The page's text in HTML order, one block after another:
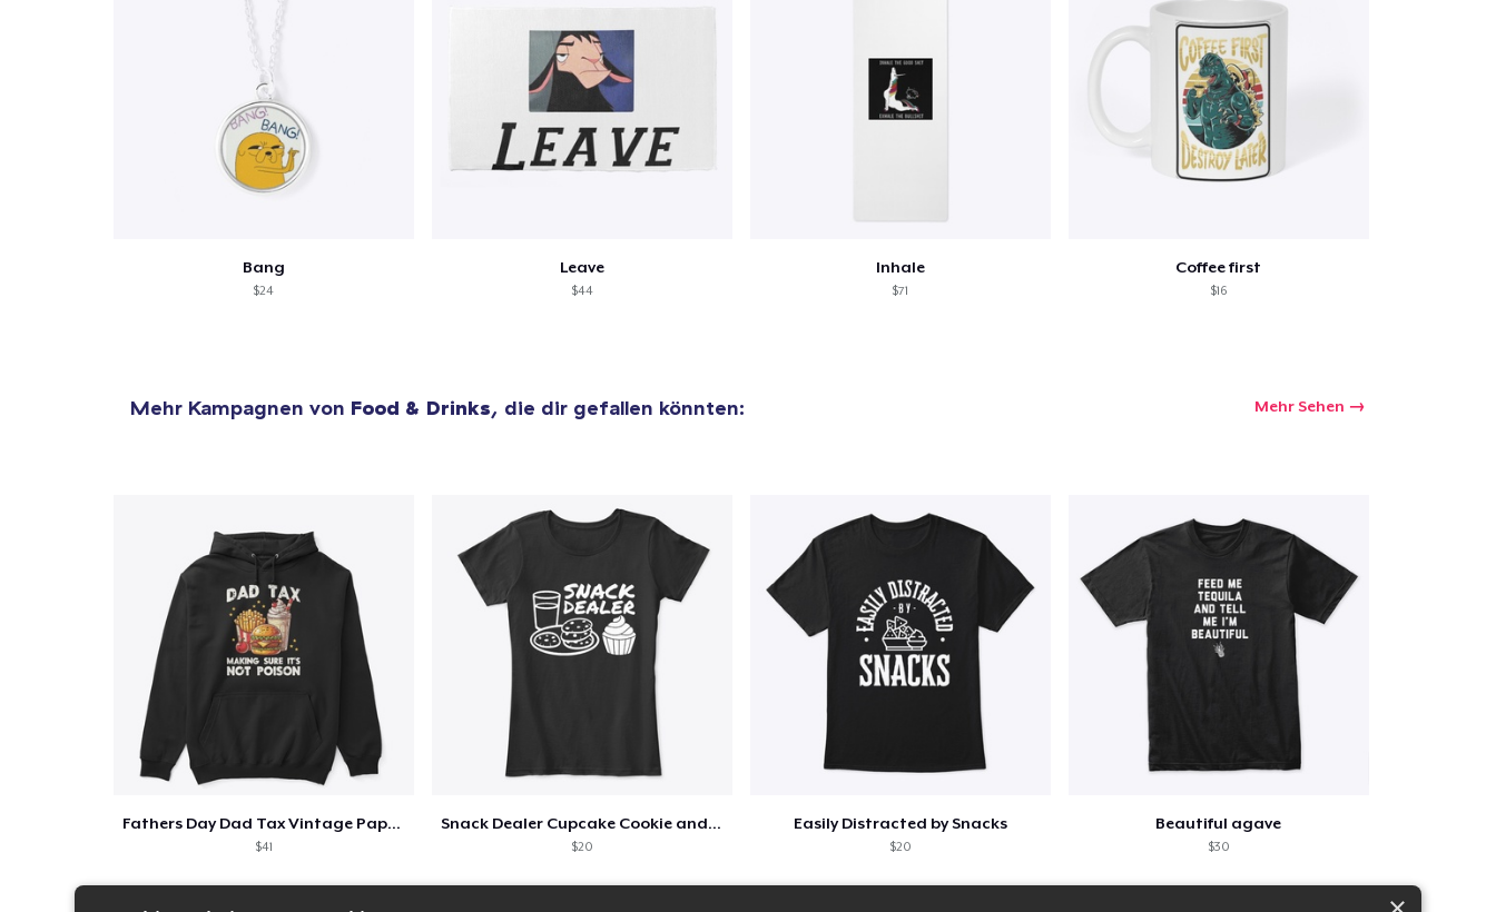
Bang
$24
Leave
$44
Inhale
$71
Coffee first
$16
Mehr Kampagnen von Food & Drinks, die dir gefallen könnten: Mehr Sehen
Fathers Day Dad Tax Vintage Papa T-Shirt
$41
Snack Dealer Cupcake Cookie and Milk
$20
Easily Distracted by Snacks
$20
Beautiful agave
$30
15,99 $
Unisex Classic Crewneck Sweatshirt